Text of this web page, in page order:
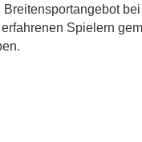
Breitensportangebot
Spielern